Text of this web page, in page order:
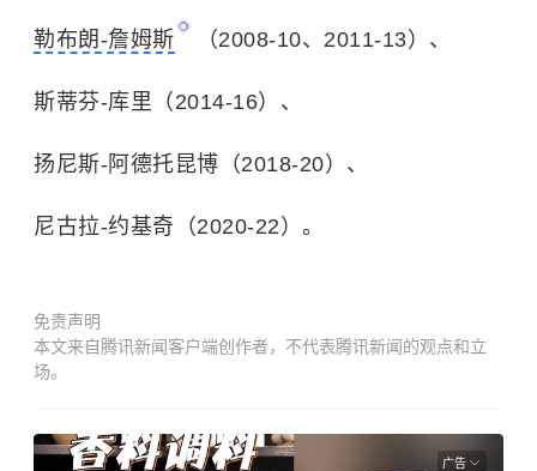
勒布朗-詹姆斯 （2008-10、2011-13）、
斯蒂芬-库里（2014-16）、
扬尼斯-阿德托昆博（2018-20）、
尼古拉-约基奇（2020-22）。
免责声明
本文来自腾讯新闻客户端创作者，不代表腾讯新闻的观点和立
场。
广告